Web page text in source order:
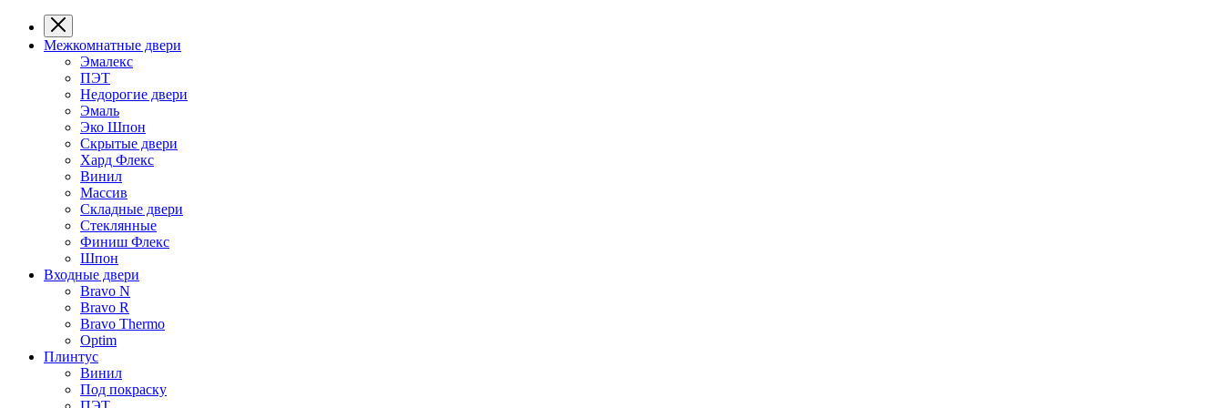
Межкомнатные двери
Эмалекс
ПЭТ
Недорогие двери
Эмаль
Эко Шпон
Скрытые двери
Хард Флекс
Винил
Массив
Складные двери
Стеклянные
Финиш Флекс
Шпон
Входные двери
Bravo N
Bravo R
Bravo Thermo
Optim
Плинтус
Винил
Под покраску